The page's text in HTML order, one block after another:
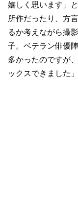
嬉しく思います」
所作だったり、方
るか考えながら撮
子。ベテラン俳優
多かったのですが
ックスできました